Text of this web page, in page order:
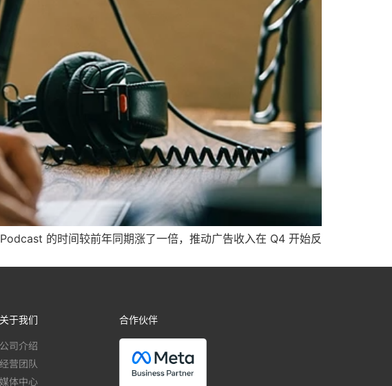
的时间较前年同期涨了一倍，推动广告收入在 Q4 开始反
关于我们
公司介绍
经营团队
媒体中心
合作伙伴